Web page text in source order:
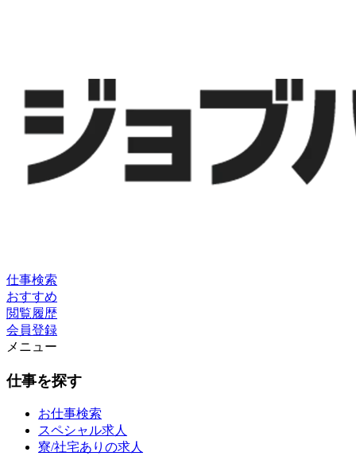
仕事検索
おすすめ
閲覧履歴
会員登録
メニュー
仕事を探す
お仕事検索
スペシャル求人
寮/社宅ありの求人